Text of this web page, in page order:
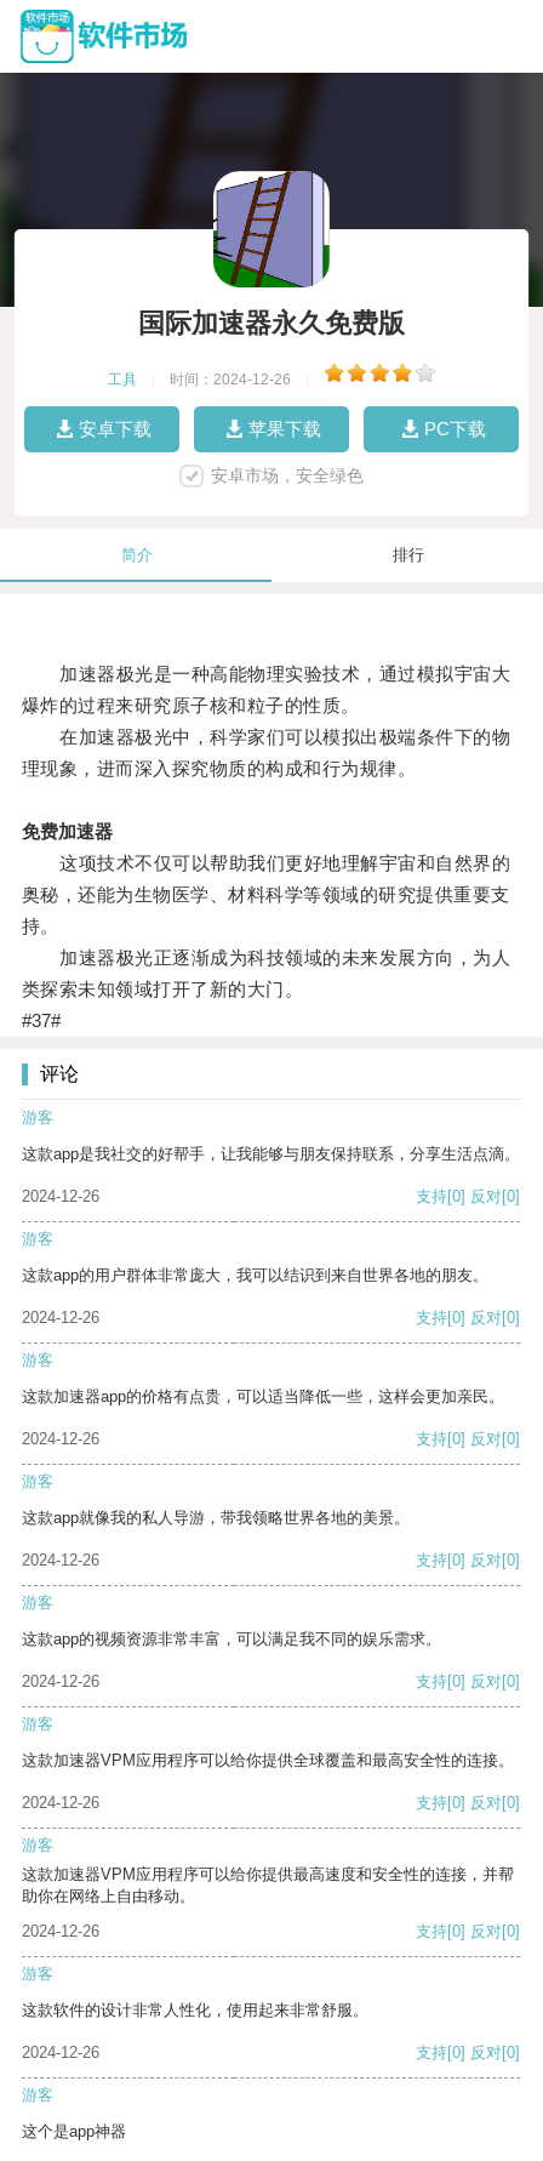
国际加速器永久免费版
工具 时间：2024-12-26
安卓下载 苹果下载 PC下载
安卓市场，安全绿色
简介 排行
加速器极光是一种高能物理实验技术，通过模拟宇宙大
爆炸的过程来研究原子核和粒子的性质。
在加速器极光中，科学家们可以模拟出极端条件下的物
理现象，进而深入探究物质的构成和行为规律。
免费加速器
这项技术不仅可以帮助我们更好地理解宇宙和自然界的
奥秘，还能为生物医学、材料科学等领域的研究提供重要支
持。
加速器极光正逐渐成为科技领域的未来发展方向，为人
类探索未知领域打开了新的大门。
#37#
评论
游客
这款app是我社交的好帮手，让我能够与朋友保持联系，分享生活点滴。
2024-12-26 支持[0] 反对[0]
游客
这款app的用户群体非常庞大，我可以结识到来自世界各地的朋友。
2024-12-26 支持[0] 反对[0]
游客
这款加速器app的价格有点贵，可以适当降低一些，这样会更加亲民。
2024-12-26 支持[0] 反对[0]
游客
这款app就像我的私人导游，带我领略世界各地的美景。
2024-12-26 支持[0] 反对[0]
游客
这款app的视频资源非常丰富，可以满足我不同的娱乐需求。
2024-12-26 支持[0] 反对[0]
游客
这款加速器VPM应用程序可以给你提供全球覆盖和最高安全性的连接。
2024-12-26 支持[0] 反对[0]
游客
这款加速器VPM应用程序可以给你提供最高速度和安全性的连接，并帮
助你在网络上自由移动。
2024-12-26
支持[0] 反对[0]
游客
这款软件的设计非常人性化，使用起来非常舒服。
2024-12-26 支持[0] 反对[0]
游客
这个是app神器